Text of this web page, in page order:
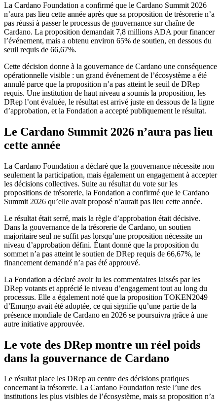
La Cardano Foundation a confirmé que le Cardano Summit 2026
n’aura pas lieu cette année après que sa proposition de trésorerie n’a
pas réussi à passer le processus de gouvernance sur chaîne de
Cardano. La proposition demandait 7,8 millions ADA pour financer
l’événement, mais a obtenu environ 65% de soutien, en dessous du
seuil requis de 66,67%.
Cette décision donne à la gouvernance de Cardano une conséquence
opérationnelle visible : un grand événement de l’écosystème a été
annulé parce que la proposition n’a pas atteint le seuil de DRep
requis. Une institution de haut niveau a soumis la proposition, les
DRep l’ont évaluée, le résultat est arrivé juste en dessous de la ligne
d’approbation, et la Fondation a accepté publiquement le résultat.
Le Cardano Summit 2026 n’aura pas lieu
cette année
La Cardano Foundation a déclaré que la gouvernance nécessite non
seulement la participation, mais également un engagement à accepter
les décisions collectives. Suite au résultat du vote sur les
propositions de trésorerie, la Fondation a confirmé que le Cardano
Summit 2026 qu’elle avait proposé n’aurait pas lieu cette année.
Le résultat était serré, mais la règle d’approbation était décisive.
Dans la gouvernance de la trésorerie de Cardano, un soutien
majoritaire seul ne suffit pas lorsqu’une proposition nécessite un
niveau d’approbation défini. Étant donné que la proposition du
sommet n’a pas atteint le soutien de DRep requis de 66,67%, le
financement demandé n’a pas été approuvé.
La Fondation a déclaré avoir lu les commentaires laissés par les
DRep votants et apprécié le niveau d’engagement tout au long du
processus. Elle a également noté que la proposition TOKEN2049
d’Emurgo avait été adoptée, ce qui signifie qu’une partie de la
présence mondiale de Cardano en 2026 se poursuivra grâce à une
autre initiative approuvée.
Le vote des DRep montre un réel poids
dans la gouvernance de Cardano
Le résultat place les DRep au centre des décisions pratiques
concernant la trésorerie. La Cardano Foundation reste l’une des
institutions les plus visibles de l’écosystème, mais sa proposition n’a